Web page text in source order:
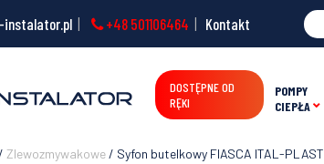
instalator.pl +48 501106464 Kontakt
DOSTĘPNE OD
RĘKI
POMPY
CIEPŁA
Zlewozmywakowe/ Syfon butelkowy FIASCA ITAL-PLAST